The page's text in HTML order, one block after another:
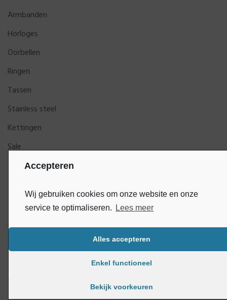
Accepteren
Wij gebruiken cookies om onze website en onze
service te optimaliseren.
Lees meer
Alles accepteren
Enkel functioneel
Bekijk voorkeuren
Armbanden
Horloges
Oorbellen
Ringen
Tassen
Stainless steel
Kettingen
Sale
Copyright © DijkGelukSieraden | Ontwikkeld door